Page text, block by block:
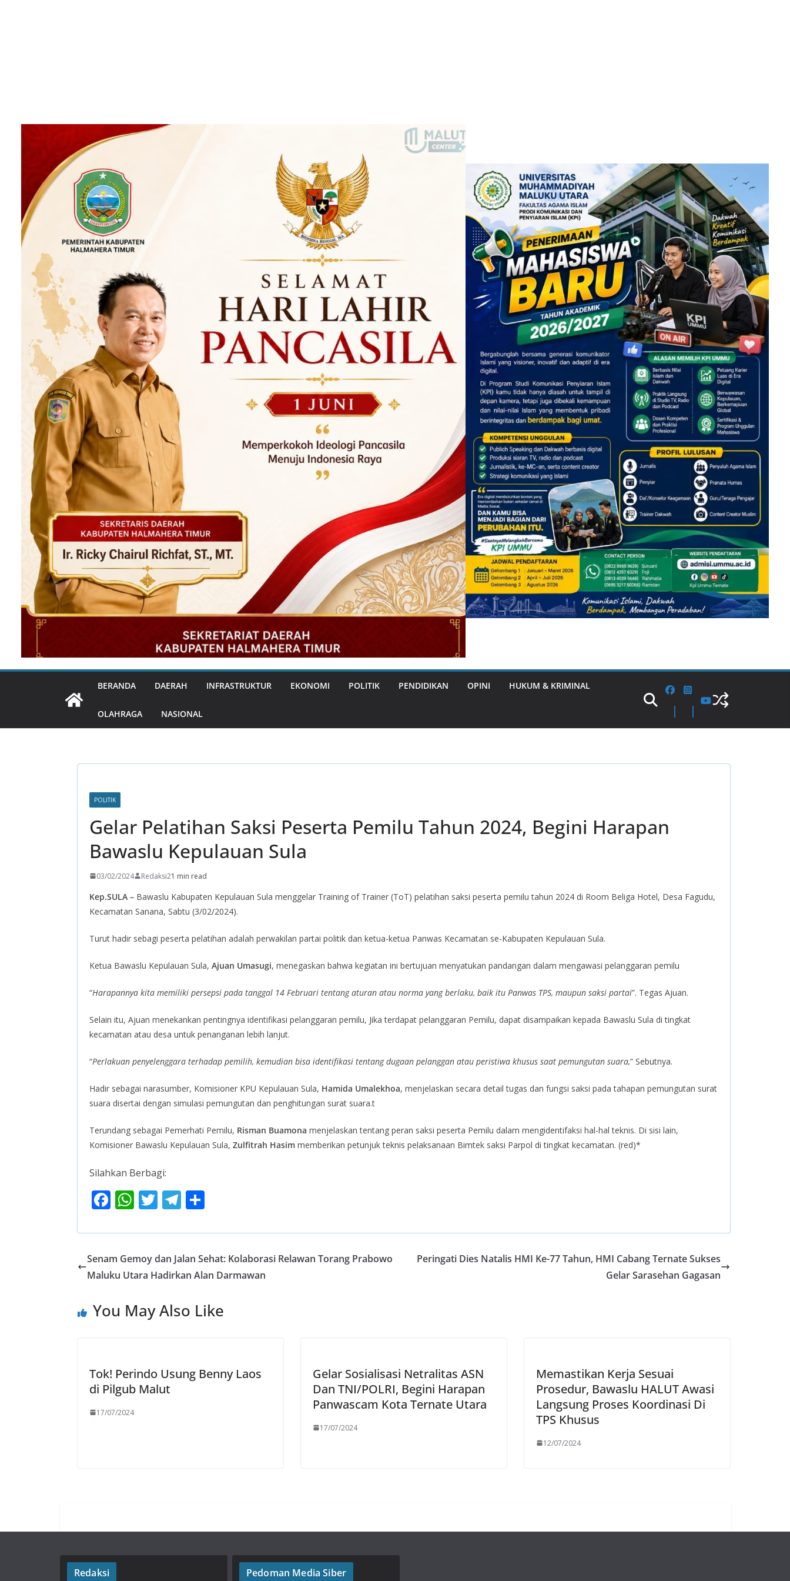
BERANDA DAERAH INFRASTRUKTUR EKONOMI POLITIK PENDIDIKAN OPINI HUKUM & KRIMINAL
OLAHRAGA NASIONAL
POLITIK
Gelar Pelatihan Saksi Peserta Pemilu Tahun 2024, Begini Harapan
Bawaslu Kepulauan Sula
03/02/2024 Redaksi21 min read
Kep.SULA – Bawaslu Kabupaten Kepulauan Sula menggelar Training of Trainer (ToT) pelatihan saksi peserta pemilu tahun 2024 di Room Beliga Hotel, Desa Fagudu,
Kecamatan Sanana, Sabtu (3/02/2024).
Turut hadir sebagi peserta pelatihan adalah perwakilan partai politik dan ketua-ketua Panwas Kecamatan se-Kabupaten Kepulauan Sula.
Ketua Bawaslu Kepulauan Sula, Ajuan Umasugi, menegaskan bahwa kegiatan ini bertujuan menyatukan pandangan dalam mengawasi pelanggaran pemilu
“Harapannya kita memiliki persepsi pada tanggal 14 Februari tentang aturan atau norma yang berlaku, baik itu Panwas TPS, maupun saksi partai”. Tegas Ajuan.
Selain itu, Ajuan menekankan pentingnya identifikasi pelanggaran pemilu, Jika terdapat pelanggaran Pemilu, dapat disampaikan kepada Bawaslu Sula di tingkat
kecamatan atau desa untuk penanganan lebih lanjut.
“Perlakuan penyelenggara terhadap pemilih, kemudian bisa identifikasi tentang dugaan pelanggan atau peristiwa khusus saat pemungutan suara,” Sebutnya.
Hadir sebagai narasumber, Komisioner KPU Kepulauan Sula, Hamida Umalekhoa, menjelaskan secara detail tugas dan fungsi saksi pada tahapan pemungutan surat
suara disertai dengan simulasi pemungutan dan penghitungan surat suara.t
Terundang sebagai Pemerhati Pemilu, Risman Buamona menjelaskan tentang peran saksi peserta Pemilu dalam mengidentifaksi hal-hal teknis. Di sisi lain,
Komisioner Bawaslu Kepulauan Sula, Zulfitrah Hasim memberikan petunjuk teknis pelaksanaan Bimtek saksi Parpol di tingkat kecamatan. (red)*
Silahkan Berbagi:
F
e
b
o
k
W
at
s
A
p
T
itt
er
T
e
gr
a
ar
e
Senam Gemoy dan Jalan Sehat: Kolaborasi Relawan Torang Prabowo
Maluku Utara Hadirkan Alan Darmawan
Peringati Dies Natalis HMI Ke-77 Tahun, HMI Cabang Ternate Sukses
Gelar Sarasehan Gagasan
You May Also Like
Tok! Perindo Usung Benny Laos
di Pilgub Malut
17/07/2024
Gelar Sosialisasi Netralitas ASN
Dan TNI/POLRI, Begini Harapan
Panwascam Kota Ternate Utara
17/07/2024
Memastikan Kerja Sesuai
Prosedur, Bawaslu HALUT Awasi
Langsung Proses Koordinasi Di
TPS Khusus
12/07/2024
Redaksi Pedoman Media Siber